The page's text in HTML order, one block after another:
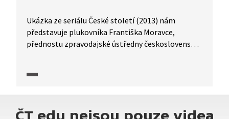
Ukázka ze seriálu České století (2013) nám
představuje plukovníka Františka Moravce,
přednostu zpravodajské ústředny československé
Edvard Beneš jako jediná osoba, která může stát
ČT edu nejsou pouze videa